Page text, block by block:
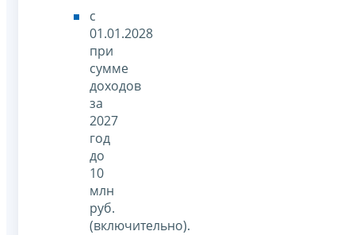
с
01.01.2028
при
сумме
доходов
за
2027
год
до
10
млн
руб.
(включительно).